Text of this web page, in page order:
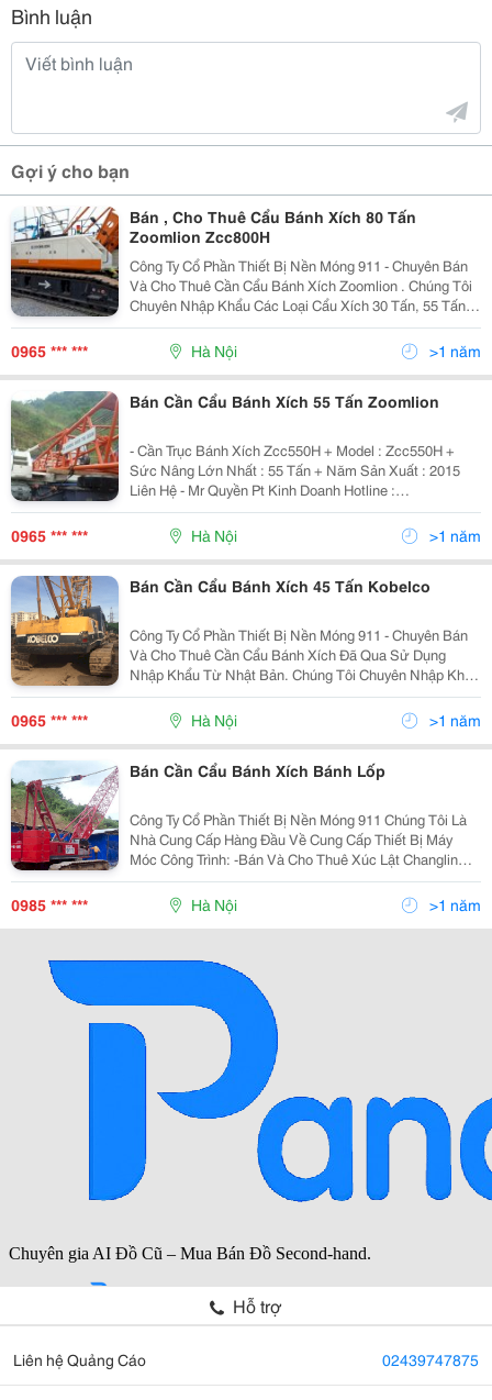
Bình luận
Gợi ý cho bạn
Bán , Cho Thuê Cẩu Bánh Xích 80 Tấn
Zoomlion Zcc800H
Công Ty Cổ Phần Thiết Bị Nền Móng 911 - Chuyên Bán
Và Cho Thuê Cần Cẩu Bánh Xích Zoomlion . Chúng Tôi
Chuyên Nhập Khẩu Các Loại Cẩu Xích 30 Tấn, 55 Tấn,
60 Tấn , 70 Tấn, 75 Tấn, 80 Tấn, 100 Tấn, 110 Tấn, 150
Tấn, 200 Tấn, 250 Tấn Để Bán Và Cho Thuê.
0965 *** *** Hà Nội >1 năm
Bán Cần Cẩu Bánh Xích 55 Tấn Zoomlion
- Cần Trục Bánh Xích Zcc550H + Model : Zcc550H +
Sức Nâng Lớn Nhất : 55 Tấn + Năm Sản Xuất : 2015
Liên Hệ - Mr Quyền Pt Kinh Doanh Hotline :
0965.123.911 &Ndash; 09.888.307.46 Website :
0965 *** *** Hà Nội >1 năm
Bán Cần Cẩu Bánh Xích 45 Tấn Kobelco
Công Ty Cổ Phần Thiết Bị Nền Móng 911 - Chuyên Bán
Và Cho Thuê Cần Cẩu Bánh Xích Đã Qua Sử Dụng
Nhập Khẩu Từ Nhật Bản. Chúng Tôi Chuyên Nhập Khẩu
Các Loại Cẩu Xích 30 Tấn, 45 Tấn, 50 Tấn, 55 Tấn, 70
Tấn, 75 Tấn, 80 Tấn, 100 Tấn, 110 Tấn, 150 Tấn, 200
0965 *** *** Hà Nội >1 năm
Bán Cần Cẩu Bánh Xích Bánh Lốp
Công Ty Cổ Phần Thiết Bị Nền Móng 911 Chúng Tôi Là
Nhà Cung Cấp Hàng Đầu Về Cung Cấp Thiết Bị Máy
Móc Công Trình: -Bán Và Cho Thuê Xúc Lật Changlin
Liên Kết Hãng Komatsu Gầu 1,7-5M3 -Bán Và Cho Thuê
Máy Ủi Changlin -Bán Và Cho Thuê Lu
0985 *** *** Hà Nội >1 năm
Hỗ trợ
Liên hệ Quảng Cáo 02439747875